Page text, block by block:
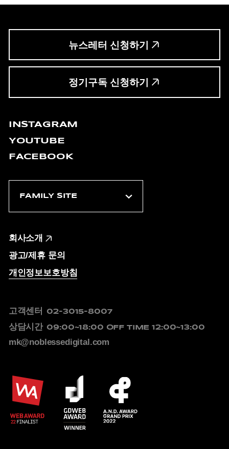
뉴스레터 신청하기
정기구독 신청하기
INSTAGRAM
YOUTUBE
FACEBOOK
회사소개
광고/제휴 문의
개인정보보호방침
고객센터 02-3015-8007
상담시간 09:00~18:00 OFF TIME 12:00~13:00
mk@noblessedigital.com